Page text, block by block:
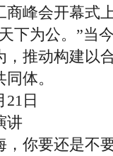
峰会开幕式
为公。”当
，推动构建以
体。
日
讲
你要还是不